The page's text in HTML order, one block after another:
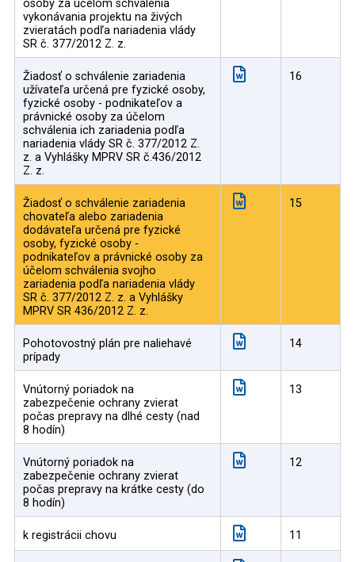
osoby za účelom schválenia
vykonávania projektu na živých
zvieratách podľa nariadenia vlády
SR č. 377/2012 Z. z.
Žiadosť o schválenie zariadenia
užívateľa určená pre fyzické osoby,
fyzické osoby - podnikateľov a
právnické osoby za účelom
schválenia ich zariadenia podľa
nariadenia vlády SR č. 377/2012 Z.
z. a Vyhlášky MPRV SR č.436/2012
Z. z.
16
Žiadosť o schválenie zariadenia
chovateľa alebo zariadenia
dodávateľa určená pre fyzické
osoby, fyzické osoby -
podnikateľov a právnické osoby za
účelom schválenia svojho
zariadenia podľa nariadenia vlády
SR č. 377/2012 Z. z. a Vyhlášky
MPRV SR 436/2012 Z. z.
15
Pohotovostný plán pre naliehavé
prípady
14
Vnútorný poriadok na
zabezpečenie ochrany zvierat
počas prepravy na dlhé cesty (nad
8 hodín)
13
Vnútorný poriadok na
zabezpečenie ochrany zvierat
počas prepravy na krátke cesty (do
8 hodín)
12
k registrácii chovu 11